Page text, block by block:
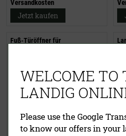
Versandkosten
Jetzt kaufen
Fuß-Türöffner für
WELCOME TO
LANDIG
Please use the Google
to know our offers in your